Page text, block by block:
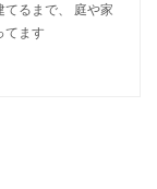
るまで、 庭や家
てます